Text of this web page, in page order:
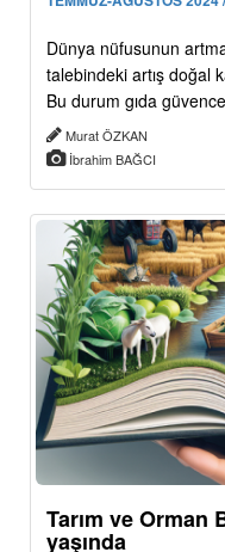
Dünya nüfusunun
talebindeki artış doğal
Bu durum gıda
Murat ÖZKAN
İbrahim BAĞCI
Tarım ve Orman
yaşında